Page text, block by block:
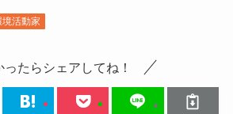
境活動家
ったらシェアしてね！